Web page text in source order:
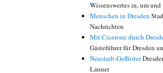
Wissenswertes in, um und
Menschen in Dresden
Nachrichten
Mit Cicerone durch
Gästeführer für Dresden
Neustadt-Geflüster
Launer